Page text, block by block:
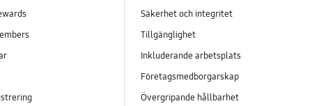
Säkerhet och integritet
Tillgänglighet
Inkluderande arbetsplats
Företagsmedborgarskap
Övergripande hållbarhet